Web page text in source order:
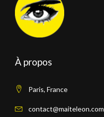
À propos
Paris, France
contact@maiteleon.com